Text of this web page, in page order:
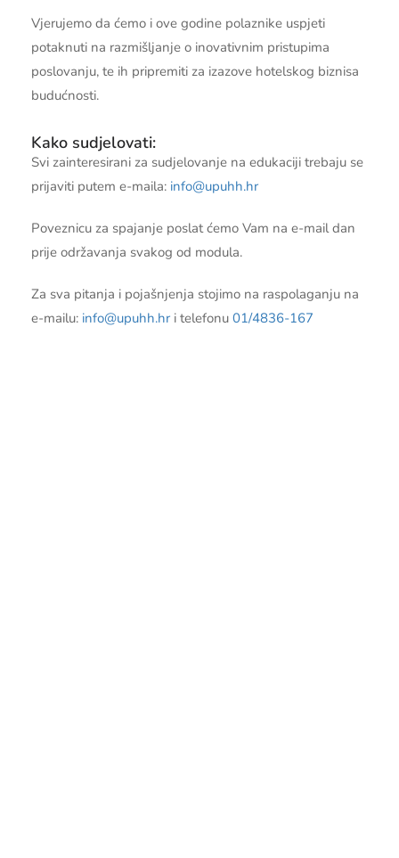
Vjerujemo da ćemo i ove godine polaznike uspjeti
potaknuti na razmišljanje o inovativnim pristupima
poslovanju, te ih pripremiti za izazove hotelskog biznisa
budućnosti.
Kako sudjelovati:
Svi zainteresirani za sudjelovanje na edukaciji trebaju se
prijaviti putem e-maila: info@upuhh.hr
Poveznicu za spajanje poslat ćemo Vam na e-mail dan
prije održavanja svakog od modula.
Za sva pitanja i pojašnjenja stojimo na raspolaganju na
e-mailu: info@upuhh.hr i telefonu 01/4836-167